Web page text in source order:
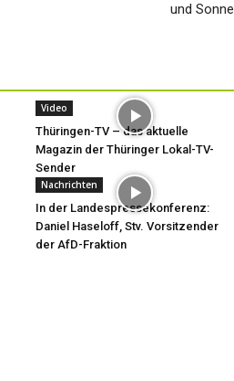
und Sonne
Video
Thüringen-TV – das aktuelle
Magazin der Thüringer Lokal-TV-
Sender
Nachrichten
In der Landespressekonferenz:
Daniel Haseloff, Stv. Vorsitzender
der AfD-Fraktion